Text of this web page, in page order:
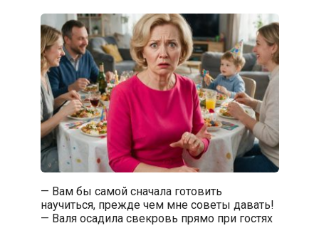
— Вам бы самой сначала готовить
научиться, прежде чем мне советы давать!
— Валя осадила свекровь прямо при гостях